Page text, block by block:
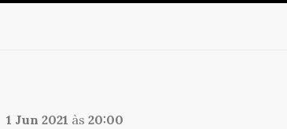
1 Jun 2021 às 20:00